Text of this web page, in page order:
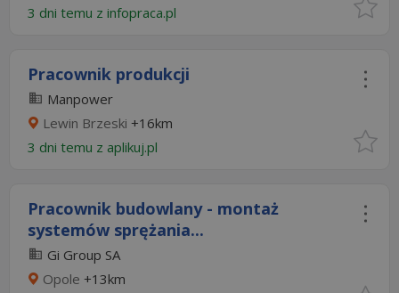
3 dni temu z infopraca.pl
Pracownik produkcji
Manpower
Lewin Brzeski +16km
3 dni temu z aplikuj.pl
Pracownik budowlany - montaż
systemów sprężania...
Gi Group SA
Opole +13km